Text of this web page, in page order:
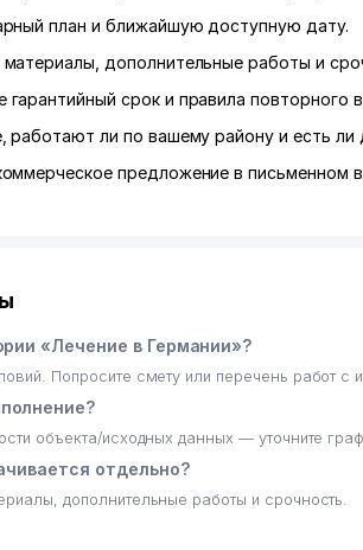
план и ближайшую доступную дату.
дополнительные работы и
гарантийный срок и правила повторного
работают ли по вашему району и есть ли
предложение в письменном
«Лечение в Германии»?
Попросите смету или перечень работ с
объекта/исходных данных — уточните
отдельно?
дополнительные работы и срочность.